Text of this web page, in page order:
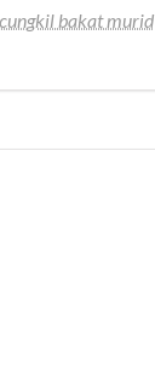
bakat murid